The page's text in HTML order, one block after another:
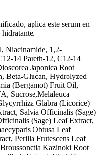
aplica este serum en
Niacinamide, 1,2-
14 Pareth-12, C12-14
Japonica Root
Beta-Glucan, Hydrolyzed
(Bergamot) Fruit Oil,
Sucrose,Melaleuca
Glabra (Licorice)
Salvia Officinalis (Sage)
(Sage) Leaf Extract,
Obtusa Leaf
Perilla Frutescens Leaf
Broussonetia Kazinoki Root